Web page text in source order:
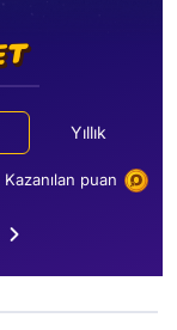
Yıllık
Kazanılan puan